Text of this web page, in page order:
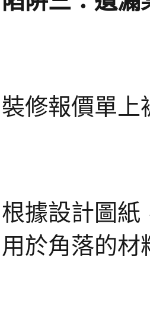
裝修報價單上
根據設計圖紙
用於角落的材